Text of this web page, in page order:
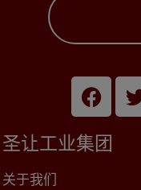
圣让工业集团
关于我们